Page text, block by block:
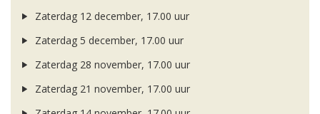
Zaterdag 12 december, 17.00 uur
Zaterdag 5 december, 17.00 uur
Zaterdag 28 november, 17.00 uur
Zaterdag 21 november, 17.00 uur